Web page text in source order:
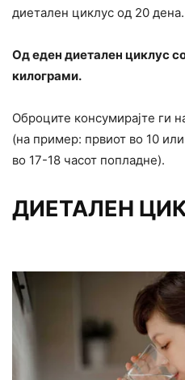
диетален циклус од 20 дена.
Од еден диетален циклус
килограми.
Оброците консумирајте ги
(на пример: првиот во 10
во 17-18 часот попладне).
ДИЕТАЛЕН